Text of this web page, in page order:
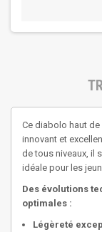
Ce diabolo haut
innovant et
de tous niveaux, il
idéale pour les
Des évolutions
optimales :
Légèreté